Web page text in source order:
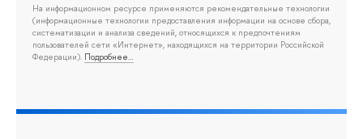
На информационном ресурсе применяются рекомендательные технологии
(информационные технологии предоставления информации на основе сбора,
систематизации и анализа сведений, относящихся к предпочтениям
пользователей сети «Интернет», находящихся на территории Российской
Федерации). Подробнее…